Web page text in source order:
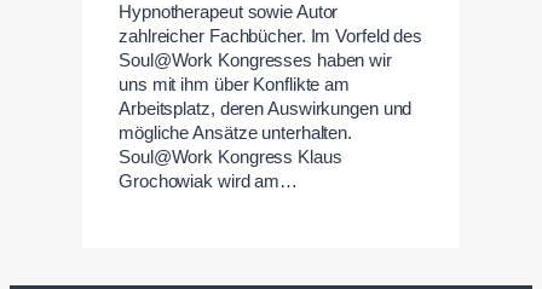
Hypnotherapeut sowie Autor
zahlreicher Fachbücher. Im Vorfeld des
Soul@Work Kongresses haben wir
uns mit ihm über Konflikte am
Arbeitsplatz, deren Auswirkungen und
mögliche Ansätze unterhalten.
Soul@Work Kongress Klaus
Grochowiak wird am…